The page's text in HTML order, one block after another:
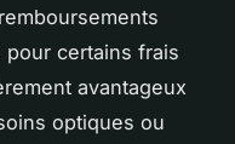
certains frais
avantageux
optiques ou